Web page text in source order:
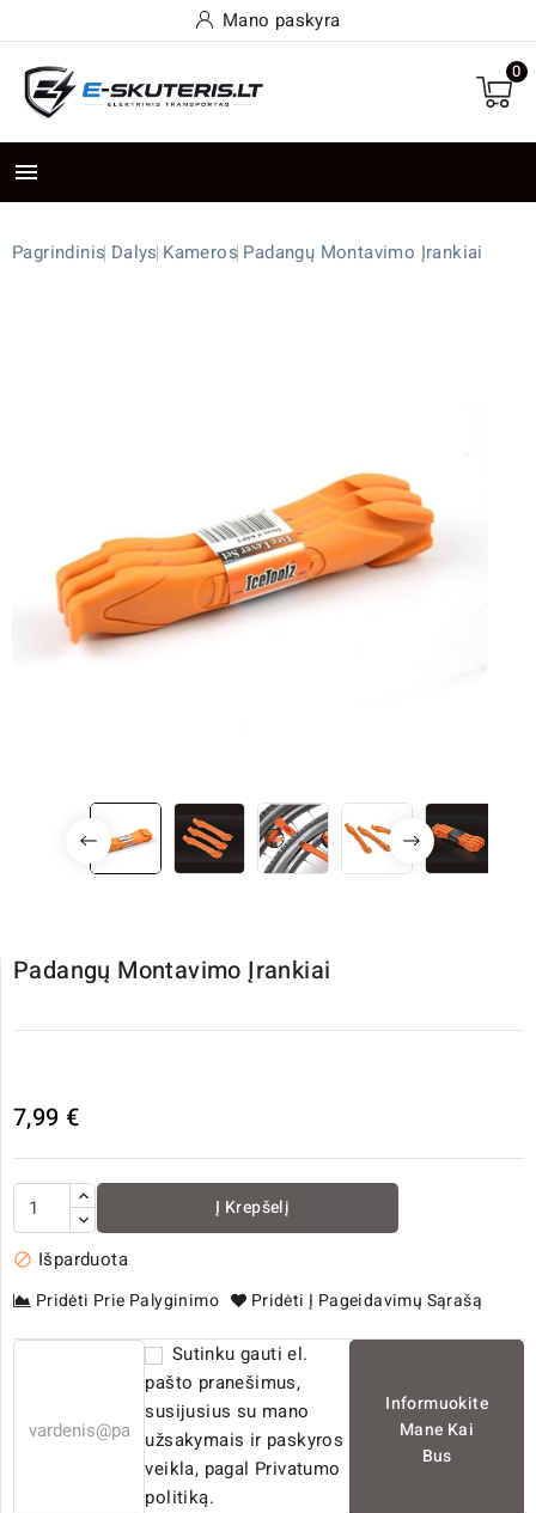
Mano paskyra
0

Pagrindinis Dalys Kameros Padangų Montavimo Įrankiai
Padangų Montavimo Įrankiai
7,99 €
Į Krepšelį
 Išparduota
Pridėti Prie Palyginimo Pridėti Į Pageidavimų Sąrašą
Sutinku gauti el.
pašto pranešimus,
susijusius su mano
užsakymais ir paskyros
veikla, pagal Privatumo
politiką.
Informuokite
Mane Kai
Bus